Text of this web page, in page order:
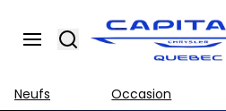
Search
Neufs Occasion